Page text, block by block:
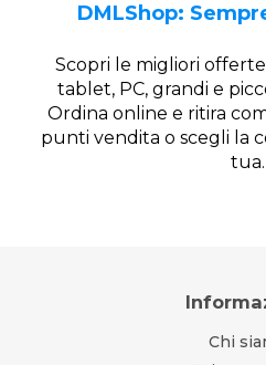
DMLShop:
Scopri le migliori
tablet, PC, grandi e
Ordina online e ritira
punti vendita o scegli la
tua.
Chi